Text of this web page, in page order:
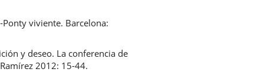
Ponty viviente. Barcelona:
y deseo. La conferencia de
2012: 15-44.